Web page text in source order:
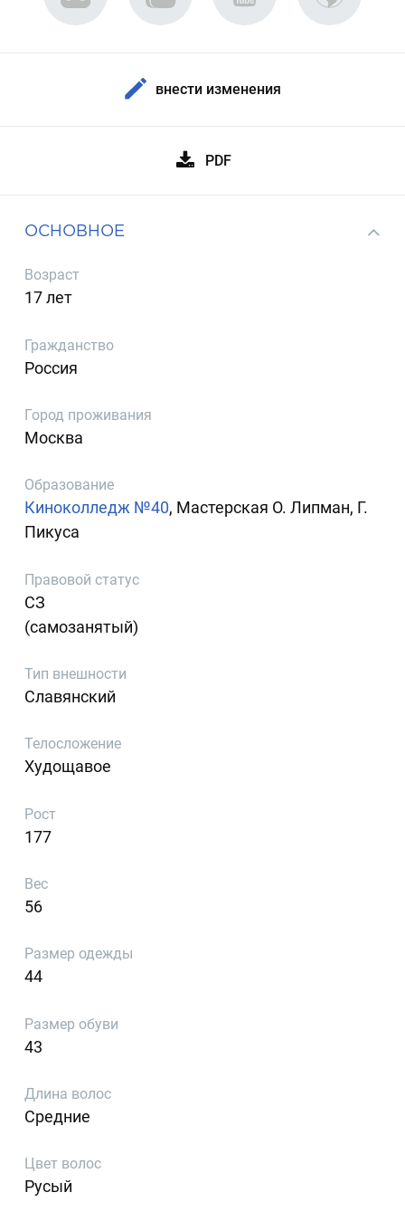
внести изменения
PDF
ОСНОВНОЕ
Возраст
17 лет
Гражданство
Россия
Город проживания
Москва
Образование
Киноколледж №40, Мастерская О. Липман, Г.
Пикуса
Правовой статус
СЗ
(самозанятый)
Тип внешности
Славянский
Телосложение
Худощавое
Рост
177
Вес
56
Размер одежды
44
Размер обуви
43
Длина волос
Средние
Цвет волос
Русый